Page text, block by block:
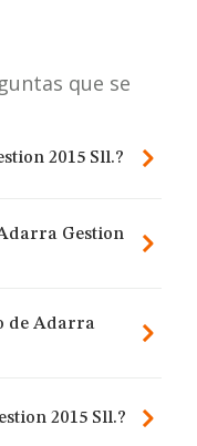
que se
2015 Sll.?
Gestion
de Adarra
2015 Sll.?